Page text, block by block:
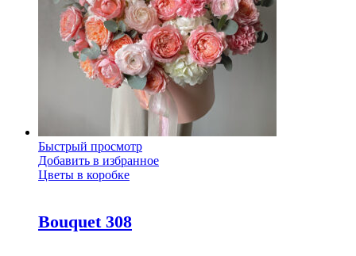
Быстрый просмотр
Добавить в избранное
Цветы в коробке
Bouquet 308